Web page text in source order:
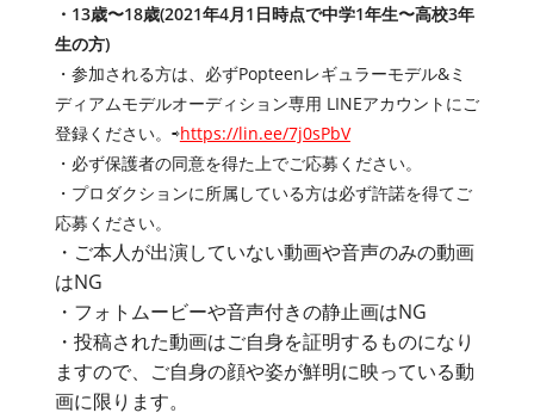
・13歳〜18歳(2021年4月1日時点で中学1年生〜高校3年
生の方)
・参加される方は、必ずPopteenレギュラーモデル&ミ
ディアムモデルオーディション専用 LINEアカウントにご
登録ください。⇨https://lin.ee/7j0sPbV
・必ず保護者の同意を得た上でご応募ください。
・プロダクションに所属している方は必ず許諾を得てご
応募ください。
・ご本人が出演していない動画や音声のみの動画
はNG
・フォトムービーや音声付きの静止画はNG
・投稿された動画はご自身を証明するものになり
ますので、ご自身の顔や姿が鮮明に映っている動
画に限ります。